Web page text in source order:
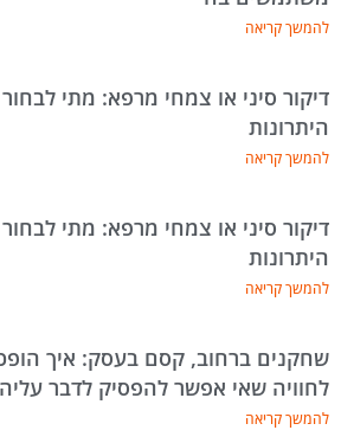
להמשך קריאה
דיקור סיני או צמחי מרפא: מתי
היתרונות
להמשך קריאה
דיקור סיני או צמחי מרפא: מתי
היתרונות
להמשך קריאה
שחקנים ברחוב, קסם בעסק: איך
לחוויה שאי אפשר להפסיק לדבר עליה
להמשך קריאה